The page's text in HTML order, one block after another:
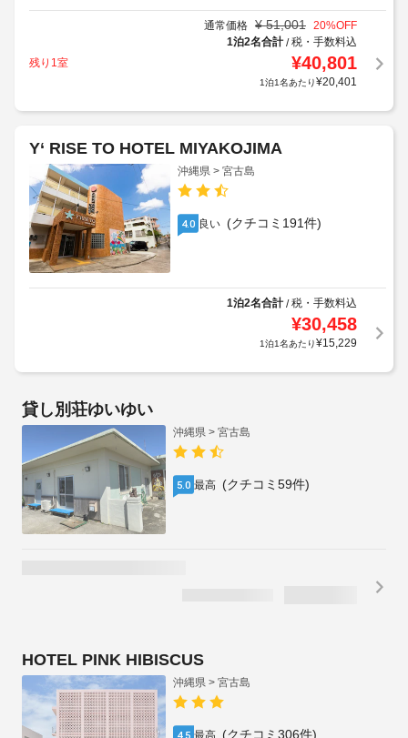
通常価格 ¥ 51,001 20%OFF
1泊2名合計/税・手数料込
残り1室
¥40,801
1泊1名あたり¥20,401
Y‘ RISE TO HOTEL MIYAKOJIMA
沖縄県 > 宮古島
4.0 良い (クチコミ191件)
1泊2名合計/税・手数料込
¥30,458
1泊1名あたり¥15,229
HOTEL PINK HIBISCUS
沖縄県 > 宮古島
4.5 最高 (クチコミ306件)
ホテル カリフォルニア 宮古島リゾート
沖縄県 > 宮古島